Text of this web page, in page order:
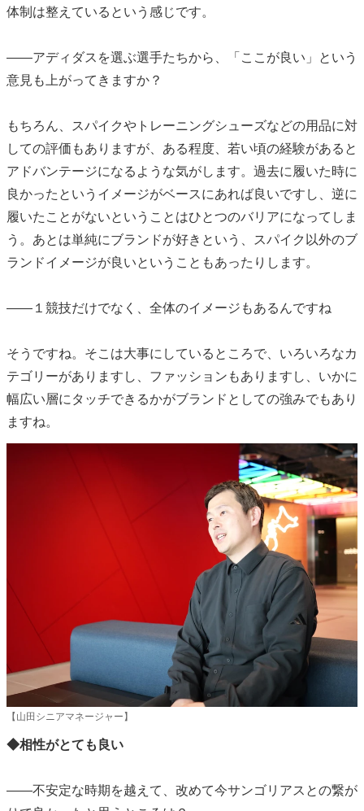
体制は整えているという感じです。
――アディダスを選ぶ選手たちから、「ここが良い」という
意見も上がってきますか？
もちろん、スパイクやトレーニングシューズなどの用品に対
しての評価もありますが、ある程度、若い頃の経験があると
アドバンテージになるような気がします。過去に履いた時に
良かったというイメージがベースにあれば良いですし、逆に
履いたことがないということはひとつのバリアになってしま
う。あとは単純にブランドが好きという、スパイク以外のブ
ランドイメージが良いということもあったりします。
――１競技だけでなく、全体のイメージもあるんですね
そうですね。そこは大事にしているところで、いろいろなカ
テゴリーがありますし、ファッションもありますし、いかに
幅広い層にタッチできるかがブランドとしての強みでもあり
ますね。
【山田シニアマネージャー】
◆相性がとても良い
――不安定な時期を越えて、改めて今サンゴリアスとの繋が